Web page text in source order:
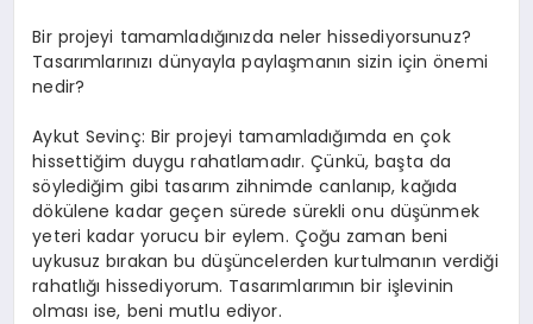
Bir projeyi tamamladığınızda neler hissediyorsunuz?
Tasarımlarınızı dünyayla paylaşmanın sizin için önemi
nedir?
Aykut Sevinç: Bir projeyi tamamladığımda en çok
hissettiğim duygu rahatlamadır. Çünkü, başta da
söylediğim gibi tasarım zihnimde canlanıp, kağıda
dökülene kadar geçen sürede sürekli onu düşünmek
yeteri kadar yorucu bir eylem. Çoğu zaman beni
uykusuz bırakan bu düşüncelerden kurtulmanın verdiği
rahatlığı hissediyorum. Tasarımlarımın bir işlevinin
olması ise, beni mutlu ediyor.